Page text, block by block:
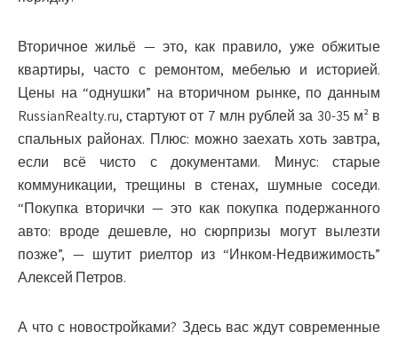
Вторичное жильё — это, как правило, уже обжитые
квартиры, часто с ремонтом, мебелью и историей.
Цены на “однушки” на вторичном рынке, по данным
RussianRealty.ru, стартуют от 7 млн рублей за 30-35 м² в
спальных районах. Плюс: можно заехать хоть завтра,
если всё чисто с документами. Минус: старые
коммуникации, трещины в стенах, шумные соседи.
“Покупка вторички — это как покупка подержанного
авто: вроде дешевле, но сюрпризы могут вылезти
позже”, — шутит риелтор из “Инком-Недвижимость”
Алексей Петров.
А что с новостройками? Здесь вас ждут современные